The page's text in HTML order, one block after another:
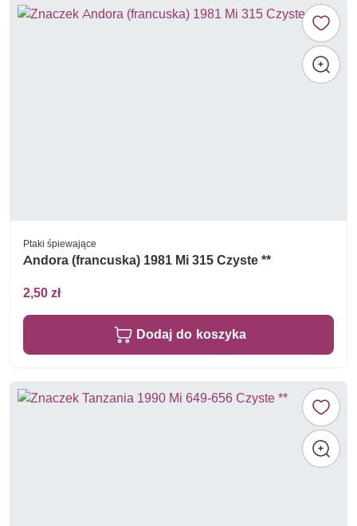
Ptaki śpiewające
Andora (francuska) 1981 Mi 315 Czyste **
2,50 zł
Dodaj do koszyka